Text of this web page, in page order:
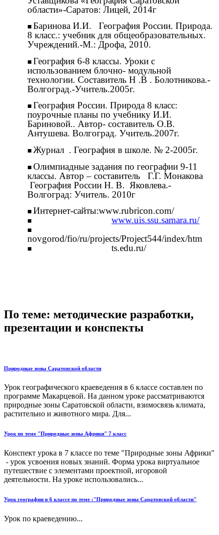
области»-Саратов: Лицей, 2014г
Баринова И.И. География России. Природа.
8 класс.: учебник для общеобразовательных.
Учреждений.-М.: Дрофа, 2010.
География 6-8 классы. Уроки с
использованием блочно- модульной
технологии. Составитель Н .В . Болотникова.-
Волгоград.-Учитель.2005г.
География России. Природа 8 класс:
поурочные планы по учебнику И.И.
Бариновой.. Автор- составитель О.В.
Антушева. Волгоград. Учитель.2007г.
Журнал . География в школе. № 2-2005г.
Олимпиадные задания по географии 9-11
классы. Автор – составитель Г.Г. Монакова
География России Н. В. Яковлева.-
Волгоград: Учитель. 2010г
Интернет-сайты:www.rubricon.com/
www.uis.ssu.samara.ru/
novgorod/fio/ru/projects/Project544/index/htm
ts.edu.ru/
По теме: методические разработки,
презентации и конспекты
Природные зоны Саратовской области
Урок географического краеведения в 6 классе составлен по
программе Макарцевой. На данном уроке рассматриваются
природные зоны Саратовской области, взимосвязь климата,
растительно и животного мира. Для...
Урок по теме "Природные зоны Африки" 7 класс
Конспект урока в 7 классе по теме "Природные зоны Африки"
- урок усвоения новых знаний. Форма урока виртуальное
путешествие с элементами проектной, игоровой
деятельности. На уроке использовались...
Урок географии в 6 классе по теме :"Природные зоны Саратовской области"
Урок по краеведению...